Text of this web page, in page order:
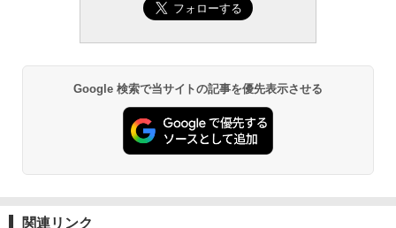
Google 検索で当サイトの記事を優先表示させる
関連リンク